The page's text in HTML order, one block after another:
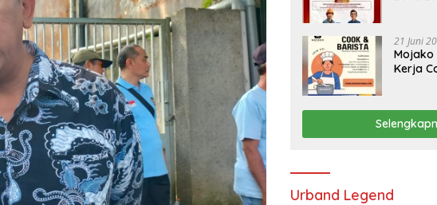
21 Juni
Mojako
Kerja
Urband Legend